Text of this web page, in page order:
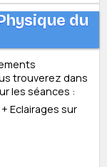
du
trouverez dans
les séances :
Eclairages sur